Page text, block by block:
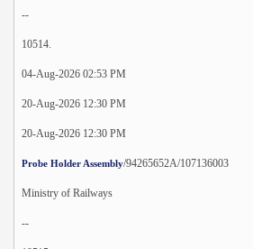
--
10514.
04-Aug-2026 02:53 PM
20-Aug-2026 12:30 PM
20-Aug-2026 12:30 PM
Probe Holder Assembly/94265652A/107136003
Ministry of Railways
--